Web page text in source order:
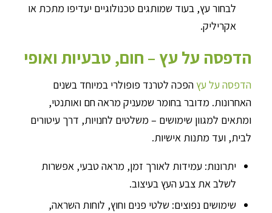
לבחור עץ, בעוד שמותגים טכנולוגיים יעדיפו מתכת או
אקריליק.
הדפסה על עץ – חום, טבעיות ואופי
הדפסה על עץ הפכה לטרנד פופולרי במיוחד בשנים
האחרונות. מדובר בחומר שמעניק מראה חם ואותנטי,
ומתאים למגוון שימושים – משלטים לחנויות, דרך עיטורים
לבית, ועד מתנות אישיות.
יתרונות: עמידות לאורך זמן, מראה טבעי, אפשרות
לשלב את צבע העץ בעיצוב.
שימושים נפוצים: שלטי פנים וחוץ, לוחות השראה,